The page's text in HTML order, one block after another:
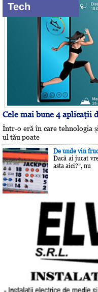
Tech
Cele mai bune 4 aplicaţii
Într-o eră în care tehnologia
ul tău poate
De unde vin
Dacă ai jucat
asta aici?”, nu